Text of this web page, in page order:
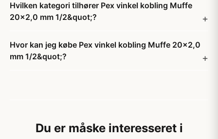
Hvilken kategori tilhører Pex vinkel kobling Muffe
20x2,0 mm 1/2&quot;?
Hvor kan jeg købe Pex vinkel kobling Muffe 20x2,0
mm 1/2&quot;?
Du er måske interesseret i